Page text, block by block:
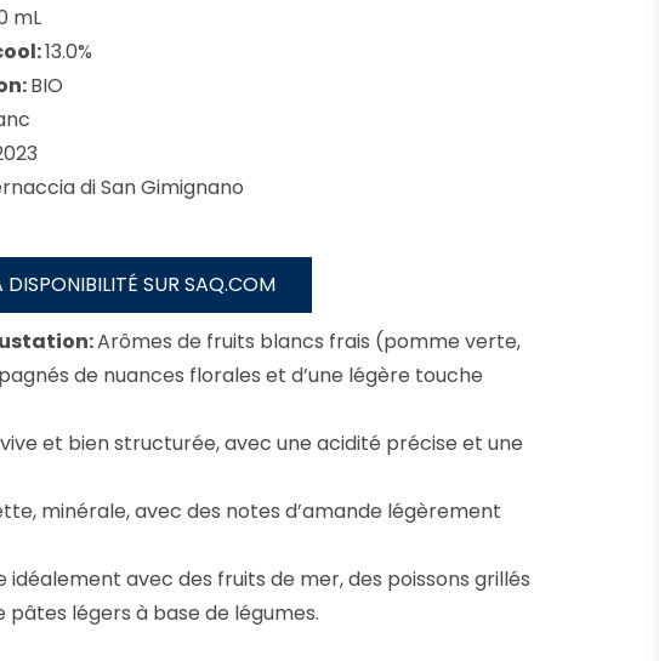
mL
13.0%
BIO
di San Gimignano
DISPONIBILITÉ SUR SAQ.COM
Arômes de fruits blancs frais (pomme verte,
de nuances florales et d’une légère touche
et bien structurée, avec une acidité précise et une
minérale, avec des notes d’amande légèrement
idéalement avec des fruits de mer, des poissons grillés
pâtes légers à base de légumes.